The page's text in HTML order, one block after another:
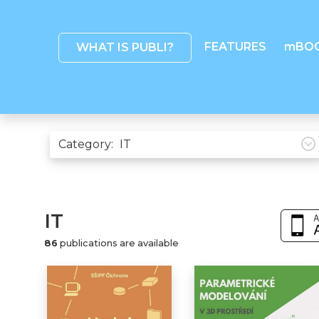
WHAT IS PUBLI? FEATURES
Category:
IT
86 publications are available